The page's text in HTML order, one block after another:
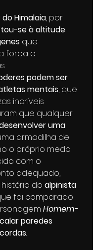
Himalaia, por
se à altitude
que
força e
podem ser
mentais, que
incríveis
que qualquer
uma
armadilha de
o próprio medo
com o
adequado,
do alpinista
foi comparado
Homem-
paredes
.